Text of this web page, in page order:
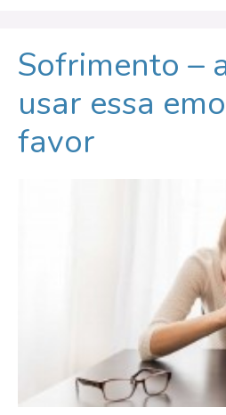
Sofrimento –
usar essa
favor